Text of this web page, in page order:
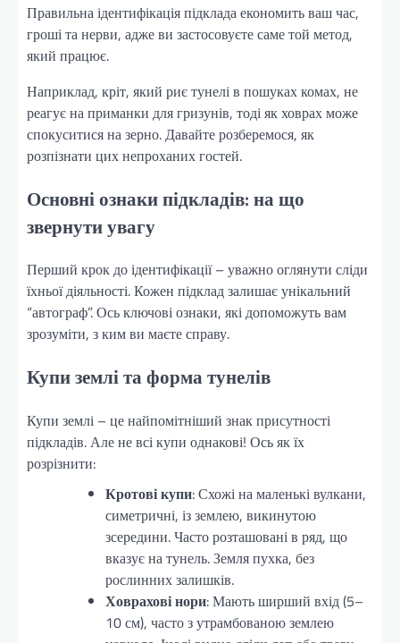
Правильна ідентифікація підклада економить ваш час,
гроші та нерви, адже ви застосовуєте саме той метод,
який працює.
Наприклад, кріт, який риє тунелі в пошуках комах, не
реагує на приманки для гризунів, тоді як ховрах може
спокуситися на зерно. Давайте розберемося, як
розпізнати цих непроханих гостей.
Основні ознаки підкладів: на що
звернути увагу
Перший крок до ідентифікації – уважно оглянути сліди
їхньої діяльності. Кожен підклад залишає унікальний
“автограф”. Ось ключові ознаки, які допоможуть вам
зрозуміти, з ким ви маєте справу.
Купи землі та форма тунелів
Купи землі – це найпомітніший знак присутності
підкладів. Але не всі купи однакові! Ось як їх
розрізнити:
Кротові купи: Схожі на маленькі вулкани,
симетричні, із землею, викинутою
зсередини. Часто розташовані в ряд, що
вказує на тунель. Земля пухка, без
рослинних залишків.
Ховрахові нори: Мають ширший вхід (5–
10 см), часто з утрамбованою землею